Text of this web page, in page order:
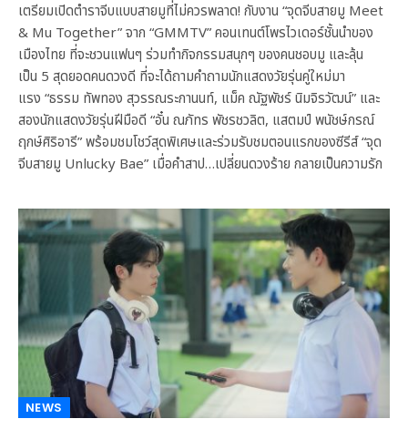
เตรียมเปิดตำราจีบแบบสายมูที่ไม่ควรพลาด! กับงาน “จุดจีบสายมู Meet
& Mu Together” จาก “GMMTV” คอนเทนต์โพรไวเดอร์ชั้นนำของ
เมืองไทย ที่จะชวนแฟนๆ ร่วมทำกิจกรรมสนุกๆ ของคนชอบมู และลุ้น
เป็น 5 สุดยอดคนดวงดี ที่จะได้ถามคำถามนักแสดงวัยรุ่นคู่ใหม่มา
แรง “ธรรม ทัพทอง สุวรรณระกานนท์, แม็ค ณัฐพัชร์ นิมจิรวัฒน์” และ
สองนักแสดงวัยรุ่นฝีมือดี “อั๋น ณภัทร พัชรชวลิต, แสตมป์ พนัชษ์กรณ์
ฤกษ์ศิริอารี” พร้อมชมโชว์สุดพิเศษและร่วมรับชมตอนแรกของซีรีส์ “จุด
จีบสายมู Unlucky Bae” เมื่อคำสาป…เปลี่ยนดวงร้าย กลายเป็นความรัก
NEWS